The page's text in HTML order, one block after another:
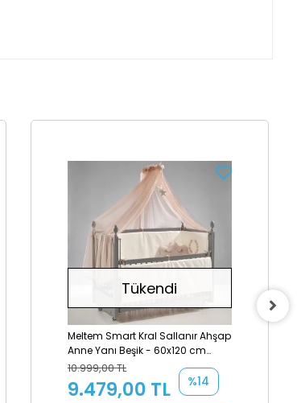
Tükendi
Meltem Smart Kral Sallanır Ahşap
Anne Yanı Beşik - 60x120 cm
(beyaz-motto pudra)
10.999,00 TL
9.479,00 TL %14